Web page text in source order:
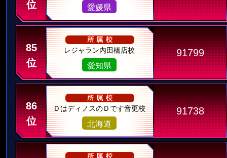
位
愛媛県
85
位
レジャラン内田橋店校
愛知県
91799
86
位
ＤはディノスのＤです音更校
北海道
91738